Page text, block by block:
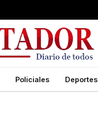
Policiales Deportes